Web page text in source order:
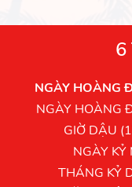
6
NGÀY HOÀNG
NGÀY HOÀNG
GIỜ DẬU
NGÀY KỶ
THÁNG KỶ